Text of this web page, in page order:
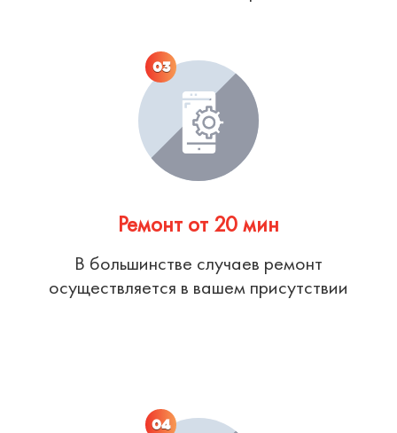
03
Ремонт от 20 мин
В большинстве случаев ремонт
осуществляется в вашем присутствии
04